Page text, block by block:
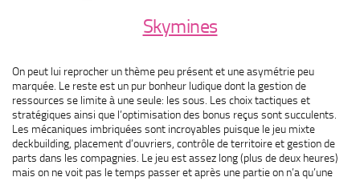
Skymines
On peut lui reprocher un thème peu présent et une asymétrie peu
marquée. Le reste est un pur bonheur ludique dont la gestion de
ressources se limite à une seule: les sous. Les choix tactiques et
stratégiques ainsi que l’optimisation des bonus reçus sont succulents.
Les mécaniques imbriquées sont incroyables puisque le jeu mixte
deckbuilding, placement d’ouvriers, contrôle de territoire et gestion de
parts dans les compagnies. Le jeu est assez long (plus de deux heures)
mais on ne voit pas le temps passer et après une partie on n’a qu’une